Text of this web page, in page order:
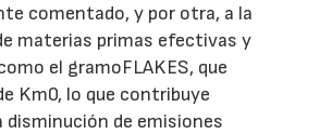
comentado, y por otra, a la
materias primas efectivas y
el gramoFLAKES, que
Km0, lo que contribuye
disminución de emisiones